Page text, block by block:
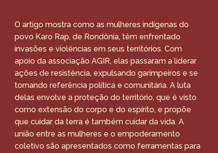
O artigo mostra como as mulheres indígenas do
povo Karo Rap, de Rondônia, têm enfrentado
invasões e violências em seus territórios. Com
apoio da associação AGIR, elas passaram a liderar
ações de resistência, expulsando garimpeiros e se
tornando referência política e comunitária. A luta
delas envolve a proteção do território, que é visto
como extensão do corpo e do espírito, e propõe
que cuidar da terra é também cuidar da vida. A
união entre as mulheres e o empoderamento
coletivo são apresentados como ferramentas para